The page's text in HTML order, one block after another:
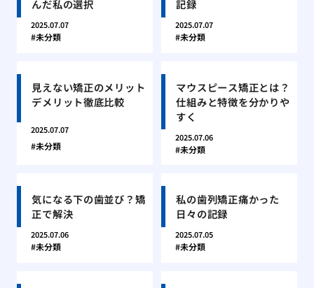
んだ私の選択
2025.07.07
未分類
記録
2025.07.07
未分類
見えない矯正のメリット
デメリット徹底比較
2025.07.07
未分類
マウスピース矯正とは？
仕組みと特徴を分かりや
すく
2025.07.06
未分類
気になる下の歯並び？矯
正で解決
2025.07.06
未分類
私の歯列矯正痛かった
日々の記録
2025.07.05
未分類